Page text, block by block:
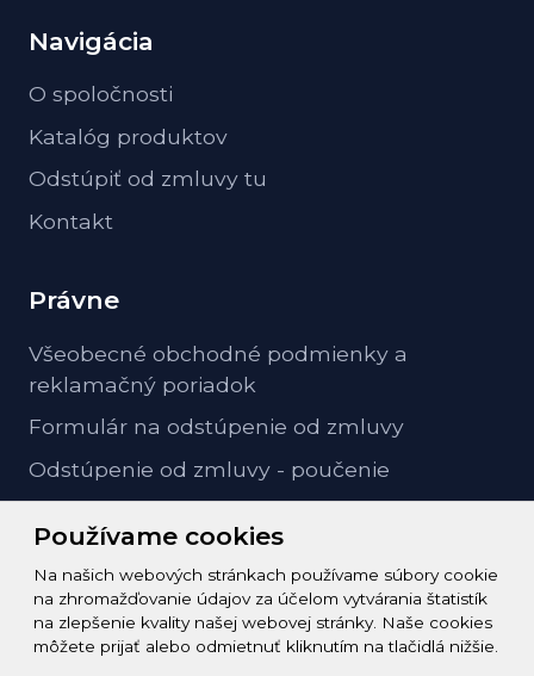
Používame cookies
Na našich webových stránkach používame súbory cookie
na zhromažďovanie údajov za účelom vytvárania štatistík
na zlepšenie kvality našej webovej stránky. Naše cookies
môžete prijať alebo odmietnuť kliknutím na tlačidlá nižšie.
Navigácia
O spoločnosti
Katalóg produktov
Odstúpiť od zmluvy tu
Kontakt
Právne
Všeobecné obchodné podmienky a
reklamačný poriadok
Formulár na odstúpenie od zmluvy
Odstúpenie od zmluvy - poučenie
Kontakt
info@zeleziarstvo-majster.sk